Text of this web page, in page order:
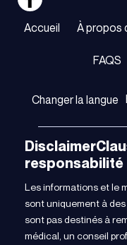
Accueil À propos
FAQS
Changer la langue
responsabilité
Les informations et le
sont uniquement à
sont pas destinés à
médical, un conseil